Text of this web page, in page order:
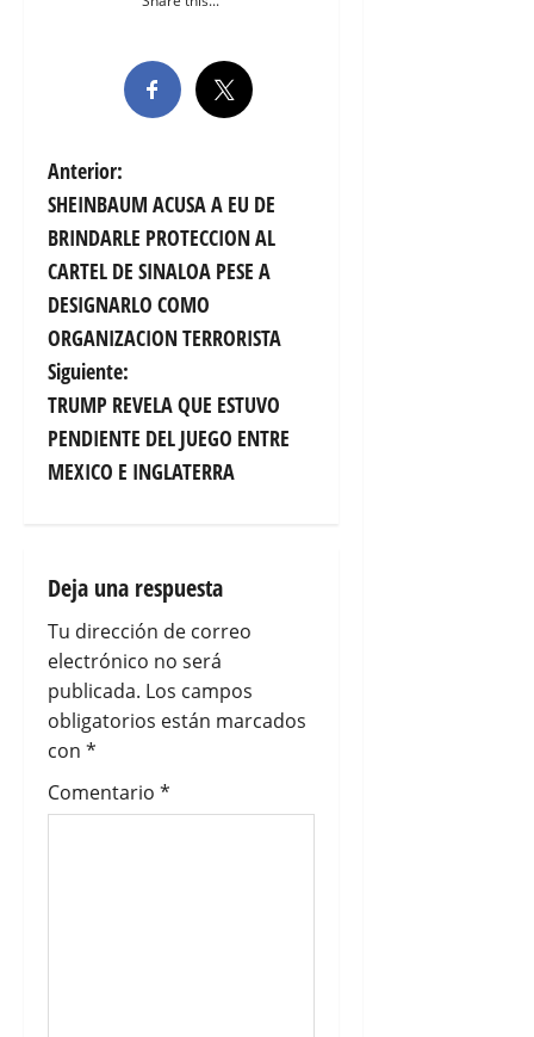
N
a
v
e
g
a
c
ó
n
d
e
e
n
Anterior:
SHEINBAUM ACUSA A EU DE
BRINDARLE PROTECCION AL
CARTEL DE SINALOA PESE A
DESIGNARLO COMO
ORGANIZACION TERRORISTA
Siguiente:
TRUMP REVELA QUE ESTUVO
PENDIENTE DEL JUEGO ENTRE
MEXICO E INGLATERRA
Deja una respuesta
Tu dirección de correo
electrónico no será
publicada. Los campos
obligatorios están marcados
con *
Comentario *